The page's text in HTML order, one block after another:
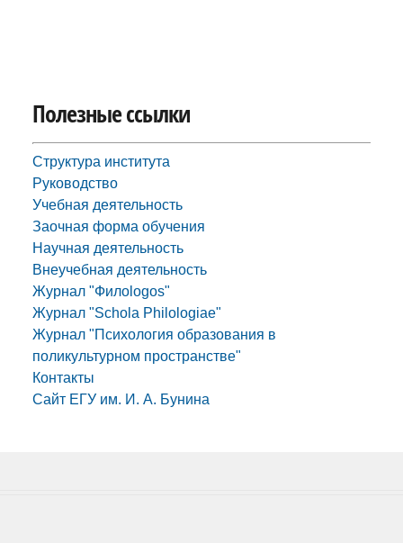
Полезные ссылки
Структура института
Руководство
Учебная деятельность
Заочная форма обучения
Научная деятельность
Внеучебная деятельность
Журнал "Филоlogos"
Журнал "Schola Philologiae"
Журнал "Психология образования в
поликультурном пространстве"
Контакты
Сайт ЕГУ им. И. А. Бунина